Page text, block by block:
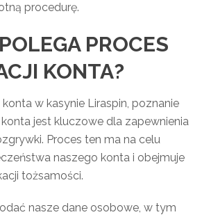
procedurę.
PROCES
KONTA?
w kasynie Liraspin, poznanie
jest kluczowe dla zapewnienia
Proces ten ma na celu
naszego konta i obejmuje
tożsamości.
nasze dane osobowe, w tym